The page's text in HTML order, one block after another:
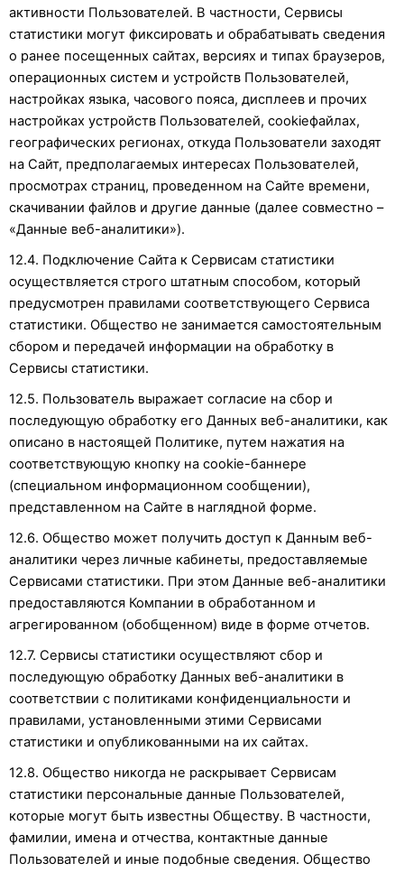
активности Пользователей. В частности, Сервисы
статистики могут фиксировать и обрабатывать сведения
о ранее посещенных сайтах, версиях и типах браузеров,
операционных систем и устройств Пользователей,
настройках языка, часового пояса, дисплеев и прочих
настройках устройств Пользователей, cookieфайлах,
географических регионах, откуда Пользователи заходят
на Сайт, предполагаемых интересах Пользователей,
просмотрах страниц, проведенном на Сайте времени,
скачивании файлов и другие данные (далее совместно –
«Данные веб-аналитики»).
12.4. Подключение Сайта к Сервисам статистики
осуществляется строго штатным способом, который
предусмотрен правилами соответствующего Сервиса
статистики. Общество не занимается самостоятельным
сбором и передачей информации на обработку в
Сервисы статистики.
12.5. Пользователь выражает согласие на сбор и
последующую обработку его Данных веб-аналитики, как
описано в настоящей Политике, путем нажатия на
соответствующую кнопку на cookie-баннере
(специальном информационном сообщении),
представленном на Сайте в наглядной форме.
12.6. Общество может получить доступ к Данным веб-
аналитики через личные кабинеты, предоставляемые
Сервисами статистики. При этом Данные веб-аналитики
предоставляются Компании в обработанном и
агрегированном (обобщенном) виде в форме отчетов.
12.7. Сервисы статистики осуществляют сбор и
последующую обработку Данных веб-аналитики в
соответствии с политиками конфиденциальности и
правилами, установленными этими Сервисами
статистики и опубликованными на их сайтах.
12.8. Общество никогда не раскрывает Сервисам
статистики персональные данные Пользователей,
которые могут быть известны Обществу. В частности,
фамилии, имена и отчества, контактные данные
Пользователей и иные подобные сведения. Общество